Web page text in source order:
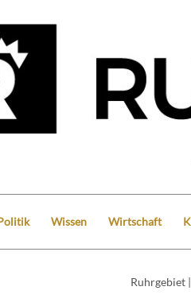
Wissen Wirtschaft
Ruhrgebiet |